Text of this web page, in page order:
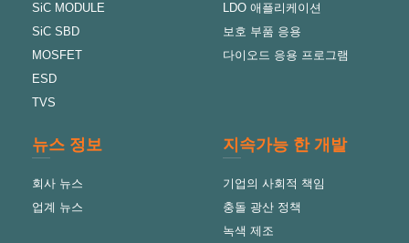
SiC MODULE
SiC SBD
MOSFET
ESD
TVS
LDO 애플리케이션
보호 부품 응용
다이오드 응용 프로그램
뉴스 정보
회사 뉴스
업계 뉴스
지속가능 한 개발
기업의 사회적 책임
충돌 광산 정책
녹색 제조